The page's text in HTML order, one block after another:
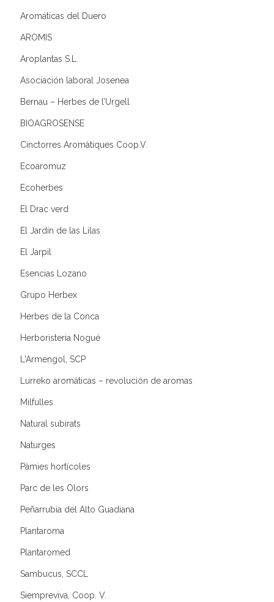
Aromáticas del Duero
AROMIS
Aroplantas S.L.
Asociación laboral Josenea
Bernau – Herbes de l’Urgell
BIOAGROSENSE
Cinctorres Aromàtiques Coop.V.
Ecoaromuz
Ecoherbes
El Drac verd
El Jardín de las Lilas
El Jarpil
Esencias Lozano
Grupo Herbex
Herbes de la Conca
Herboristeria Nogué
L'Armengol, SCP
Lurreko aromáticas – revolución de aromas
Milfulles
Natural subirats
Naturges
Pàmies hortícoles
Parc de les Olors
Peñarrubia del Alto Guadiana
Plantaroma
Plantaromed
Sambucus, SCCL
Siempreviva, Coop. V.